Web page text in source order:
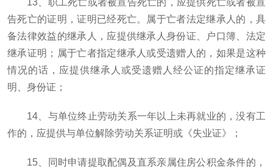
13、职工死亡或者被宣告死亡的，应提供死亡或者被宣
告死亡的证明，证明已经死亡。属于亡者法定继承人的，具
备法律效益的继承人，应提供继承人身份证、户口簿、法定
继承证明；属于亡者指定继承人或受遗赠人的，如果是这种
情况的话，应提供继承人或受遗赠人经公证的指定继承证
明、身份证；
14、与单位终止劳动关系一年以上未再就业的，没有工
作的，应提供与单位解除劳动关系证明或《失业证》；
15、同时申请提取配偶及直系亲属住房公积金条件的，